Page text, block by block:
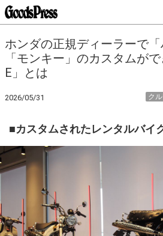
ホンダの正規ディーラーで
「モンキー」のカスタムが
E」とは
2026/05/31 ク
■カスタムされたレンタルバイ